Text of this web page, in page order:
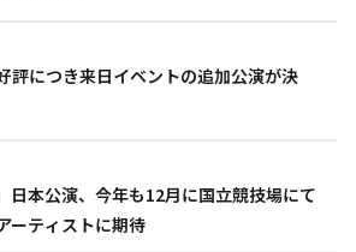
評につき来日イベントの追加公演が決
日本公演、今年も12月に国立競技場にて
ーティストに期待